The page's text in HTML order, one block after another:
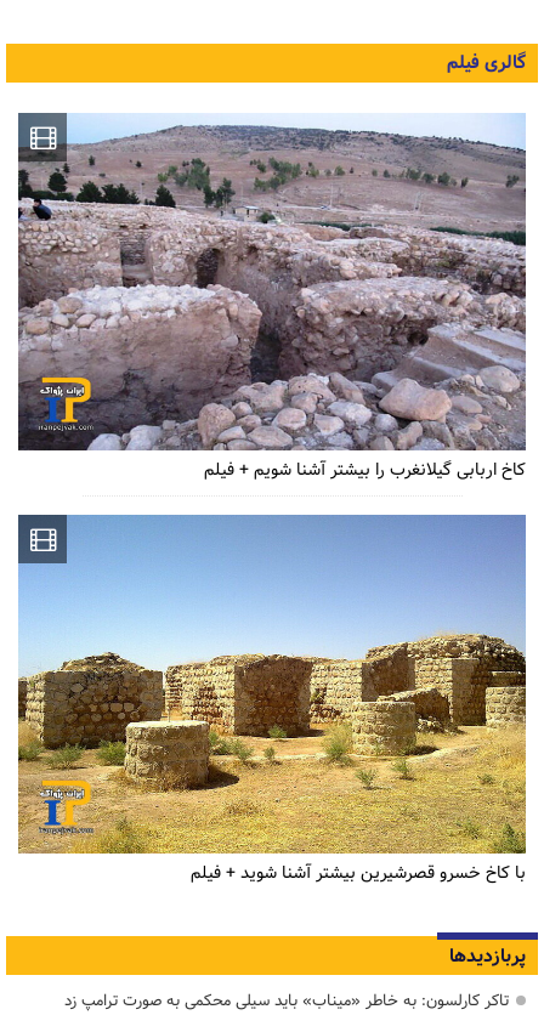
گالری فیلم
کاخ اربابی گیلانغرب را بیشتر آشنا شویم + فیلم
با کاخ خسرو قصرشیرین بیشتر آشنا شوید + فیلم
پربازدیدها
تاکر کارلسون: به خاطر «میناب» باید سیلی محکمی به صورت ترامپ زد